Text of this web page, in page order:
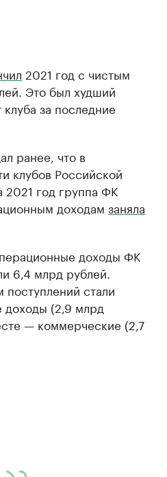
2021 год с чистым
Это был худший
за последние
ранее, что в
клубов Российской
2021 год группа ФК
доходам заняла
доходы ФК
6,4 млрд рублей.
стали
доходы (2,9 млрд
— коммерческие (2,7